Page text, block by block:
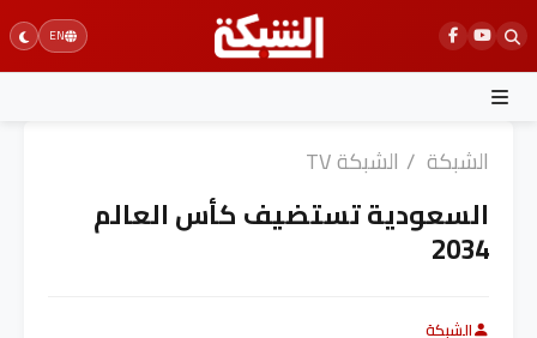
Skip
to
content
EN
الشبكة / الشبكة TV
السعودية تستضيف كأس العالم
2034
الشبكة